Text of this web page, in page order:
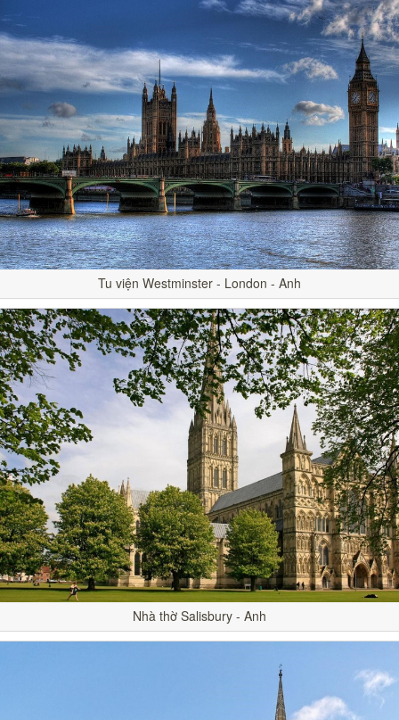
Tu viện Westminster - London - Anh
Nhà thờ Salisbury - Anh